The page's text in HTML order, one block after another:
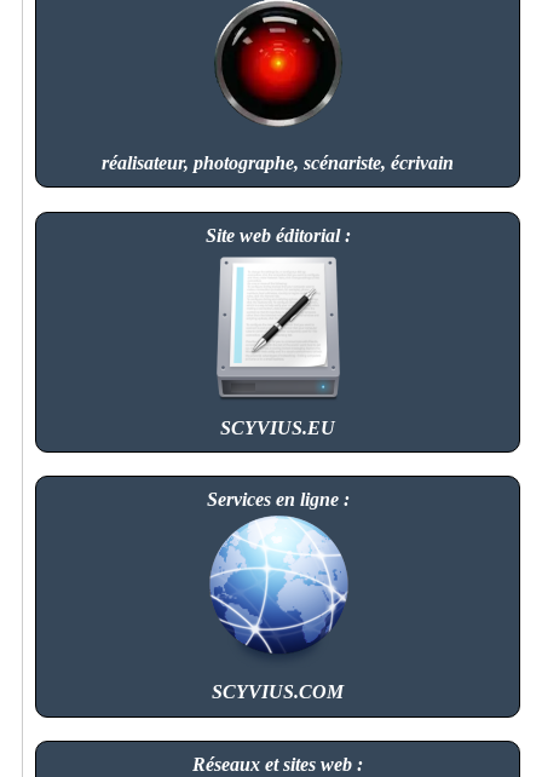
réalisateur, photographe, scénariste, écrivain
Site web éditorial :
SCYVIUS.EU
Services en ligne :
SCYVIUS.COM
Réseaux et sites web :